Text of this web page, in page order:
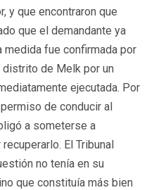
y que encontraron que
que el demandante ya
medida fue confirmada por
de Melk por un
ejecutada. Por
de conducir al
a someterse a
El Tribunal
no tenía en su
que constituía más bien